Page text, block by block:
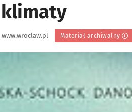
www.wroclaw.pl Materiał archiwalny